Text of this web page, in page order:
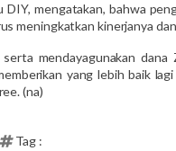
mengatakan, bahwa
meningkatkan kinerjanya
mendayagunakan
yang lebih baik
(na)
Tag :